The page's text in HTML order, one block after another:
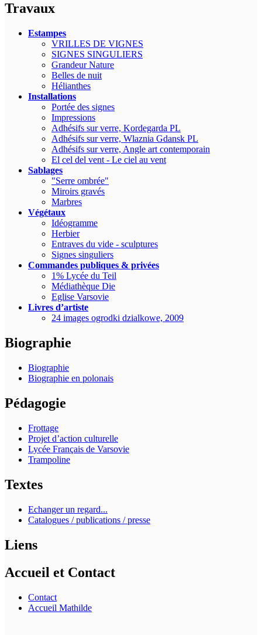
Travaux
Estampes
VRILLES DE VIGNES
SIGNES SINGULIERS
Grandeur Nature
Belles de nuit
Hélianthes
Installations
Portée des signes
Impressions
Adhésifs sur verre, Kordegarda PL
Adhésifs sur verre, Wlaznia Gdansk PL
Adhésifs sur verre, Angle art contemporain
El cel del vent - Le ciel au vent
Sablages
"Serre ombrée"
Miroirs gravés
Marbres
Végétaux
Idéogramme
Herbier
Entraves du vide - sculptures
Signes singuliers
Commandes publiques & privées
1% Lycée du Teil
Médiathèque Die
Eglise Varsovie
Livres d’artiste
24 images ogrodki dzialkowe, 2009
Biographie
Biographie
Biographie en polonais
Pédagogie
Frottage
Projet d’action culturelle
Lycée Français de Varsovie
Trampoline
Textes
Echanger un regard...
Catalogues / publications / presse
Liens
Accueil et Contact
Contact
Accueil Mathilde